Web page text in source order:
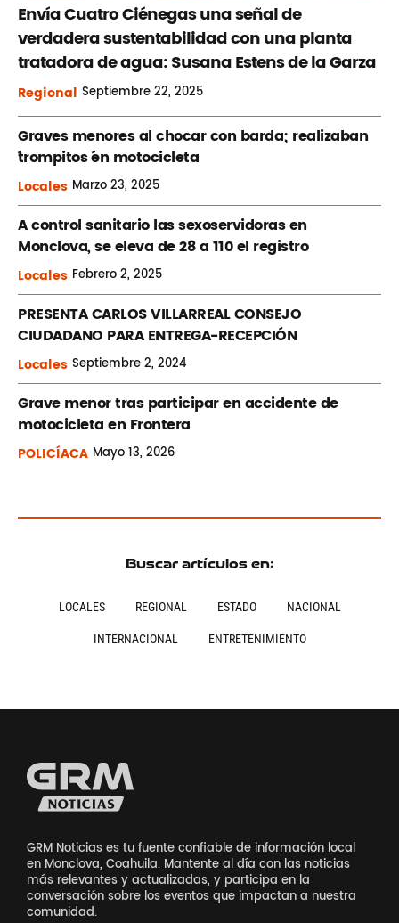
Envía Cuatro Ciénegas una señal de
verdadera sustentabilidad con una planta
tratadora de agua: Susana Estens de la Garza
Regional Septiembre22, 2025
Graves menores al chocar con barda; realizaban
´trompitos ´en motocicleta
Locales Marzo23, 2025
A control sanitario las sexoservidoras en
Monclova, se eleva de 28 a 110 el registro
Locales Febrero2, 2025
PRESENTA CARLOS VILLARREAL CONSEJO
CIUDADANO PARA ENTREGA-RECEPCIÓN
Locales Septiembre2, 2024
Grave menor tras participar en accidente de
motocicleta en Frontera
POLICÍACA Mayo13, 2026
Buscar artículos en:
LOCALES REGIONAL ESTADO NACIONAL
INTERNACIONAL ENTRETENIMIENTO
GRM Noticias es tu fuente confiable de información local
en Monclova, Coahuila. Mantente al día con las noticias
más relevantes y actualizadas, y participa en la
conversación sobre los eventos que impactan a nuestra
comunidad.